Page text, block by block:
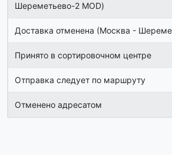
Шереметьево-2 MOD)
Доставка отменена (Москва -
Принято в сортировочном центре
Отправка следует по маршруту
Отменено адресатом